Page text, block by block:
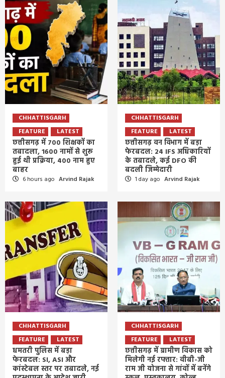
CHHATTISGARH
FEATURE
LATEST
छत्तीसगढ़ में 700 शिक्षकों का
तबादला, 1600 नामों से शुरू
हुई थी प्रक्रिया, 400 नाम हुए
बाहर
6 hours ago Arvind Rajak
CHHATTISGARH
FEATURE
LATEST
छत्तीसगढ़ वन विभाग में बड़ा
फेरबदल: 24 IFS अधिकारियों
के तबादले, कई DFO की
बदली जिम्मेदारी
1 day ago Arvind Rajak
CHHATTISGARH
FEATURE
LATEST
धमतरी पुलिस में बड़ा
फेरबदल: SI, ASI और
कांस्टेबल स्तर पर तबादले, नई
CHHATTISGARH
FEATURE
LATEST
छत्तीसगढ़ में ग्रामीण विकास को
मिलेगी नई रफ्तार: वीबी-जी
राम जी योजना से गांवों में बनेंगे